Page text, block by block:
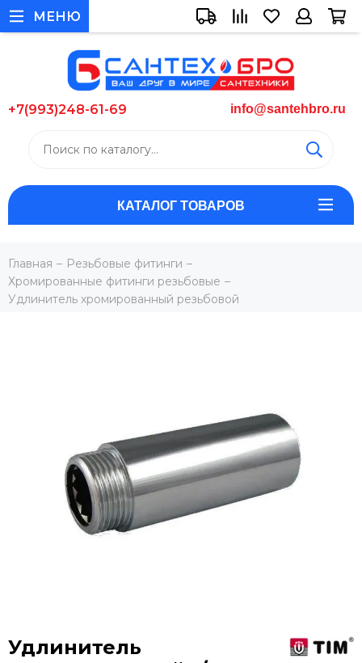
+7(993)248-61-69 info@santehbro.ru
КАТАЛОГ ТОВАРОВ
МЕНЮ
Главная
Резьбовые фитинги
Хромированные фитинги резьбовые
Удлинитель хромированный резьбовой
Удлинитель